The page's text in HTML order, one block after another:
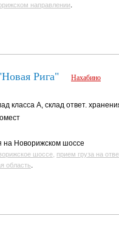
направлении.
Рига" Нахабино
класса A, склад ответ.
на Новорижском шоссе
шоссе, прием груза на
область.